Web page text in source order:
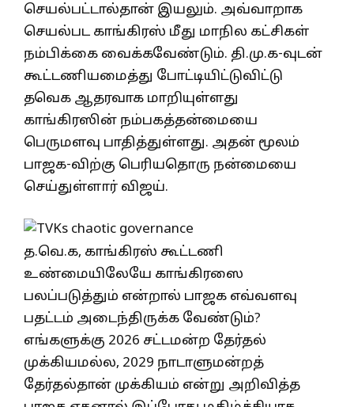
செயல்பட்டால்தான் இயலும். அவ்வாறாக
செயல்பட காங்கிரஸ் மீது மாநில கட்சிகள்
நம்பிக்கை வைக்கவேண்டும். தி.மு.க-வுடன்
கூட்டணியமைத்து போட்டியிட்டுவிட்டு
தவெக ஆதரவாக மாறியுள்ளது
காங்கிரஸின் நம்பகத்தன்மையை
பெருமளவு பாதித்துள்ளது. அதன் மூலம்
பாஜக-விற்கு பெரியதொரு நன்மையை
செய்துள்ளார் விஜய்.
த.வெ.க, காங்கிரஸ் கூட்டணி
உண்மையிலேயே காங்கிரஸை
பலப்படுத்தும் என்றால் பாஜக எவ்வளவு
பதட்டம் அடைந்திருக்க வேண்டும்?
எங்களுக்கு 2026 சட்டமன்ற தேர்தல்
முக்கியமல்ல, 2029 நாடாளுமன்றத்
தேர்தல்தான் முக்கியம் என்று அறிவித்த